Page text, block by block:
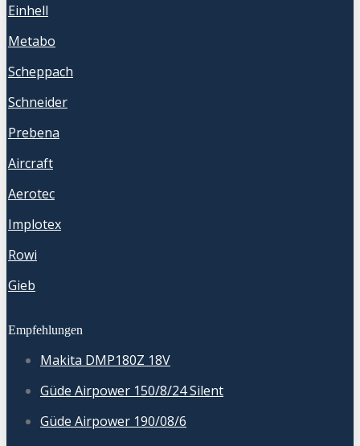
Einhell
Metabo
Scheppach
Schneider
Prebena
Aircraft
Aerotec
Implotex
Rowi
Gieb
Empfehlungen
Makita DMP180Z 18V
Güde Airpower 150/8/24 Silent
Güde Airpower 190/08/6